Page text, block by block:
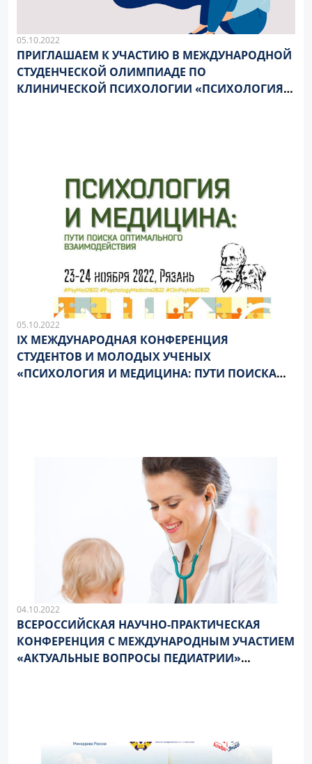
05.10.2022
ПРИГЛАШАЕМ К УЧАСТИЮ В МЕЖДУНАРОДНОЙ
СТУДЕНЧЕСКОЙ ОЛИМПИАДЕ ПО
КЛИНИЧЕСКОЙ ПСИХОЛОГИИ «ПСИХОЛОГИЯ И
05.10.2022
IX МЕЖДУНАРОДНАЯ КОНФЕРЕНЦИЯ
СТУДЕНТОВ И МОЛОДЫХ УЧЕНЫХ
«ПСИХОЛОГИЯ И МЕДИЦИНА: ПУТИ ПОИСКА
04.10.2022
ВСЕРОССИЙСКАЯ НАУЧНО-ПРАКТИЧЕСКАЯ
КОНФЕРЕНЦИЯ С МЕЖДУНАРОДНЫМ УЧАСТИЕМ
«АКТУАЛЬНЫЕ ВОПРОСЫ ПЕДИАТРИИ»